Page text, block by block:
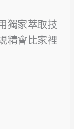
獨家萃取技
精會比家裡